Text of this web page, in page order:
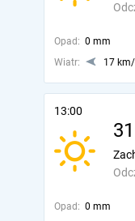
Opad: 0 mm
Wiatr:
17
13:00
Opad: 0 mm